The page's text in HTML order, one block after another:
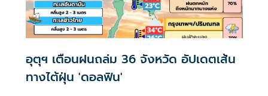
อุตุฯ เตือนฝนถล่ม 36 จังหวัด อัปเดตเส้น
ทางไต้ฝุ่น 'ดอลฟิน'